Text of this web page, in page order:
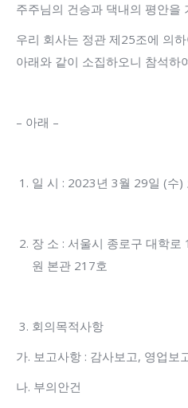
주주님의 건승과 댁내의 평안을
우리 회사는 정관 제25조에 의
아래와 같이 소집하오니 참석하
– 아래 –
일 시 : 2023년 3월 29일 (수)
장 소 : 서울시 종로구 대학
원 본관 217호
회의목적사항
가. 보고사항 : 감사보고, 영업보
나. 부의안건